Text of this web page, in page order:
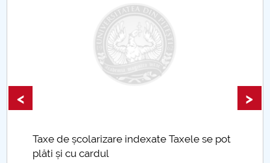
Taxe de școlarizare indexate Taxele se pot
plăti și cu cardul
< >